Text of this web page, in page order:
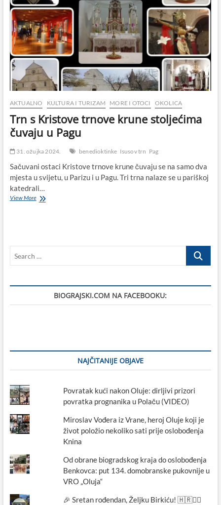
AKTUALNO KULTURA I TURIZAM MORE I OTOCI OKOLICA
Trn s Kristove trnove krune stoljećima
čuvaju u Pagu
31. ožujka 2024. benedioktinke Isusov trn Pag
Sačuvani ostaci Kristove trnove krune čuvaju se na samo dva
mjesta u svijetu, u Parizu i u Pagu. Tri trna nalaze se u pariškoj
katedrali…
View MoreTrn
u
Search
BIOGRAJSKI.COM NA FACEBOOKU:
NAJČITANIJE OBJAVE
Povratak kući nakon Oluje: dirljivi prizori
povratka prognanika u Polaču (VIDEO)
Miroslav Vođera iz Vrane, heroj Oluje koji je
život položio nekoliko sati prije oslobođenja
Knina
Od obrane biogradskog kraja do oslobođenja
Benkovca: put 134. domobranske pukovnije u
VRO „Oluja“
🎉 Sretan rođendan, Željku Birkiću! 🇭🇷🏃‍♂️